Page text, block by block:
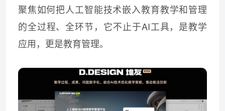
聚焦如何把人工智能技术嵌入教育教学和管理
的全过程、全环节，它不止于AI工具，是教学
应用，更是教育管理。